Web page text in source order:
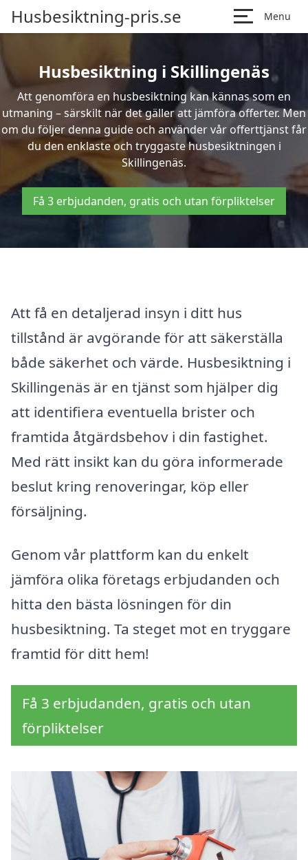
Husbesiktning-pris.se Menu
Husbesiktning i Skillingenäs
Att genomföra en husbesiktning kan kännas som en
utmaning – särskilt när det gäller att jämföra offerter. Men
om du följer denna guide och använder vår offerttjänst får
du den enklaste och tryggaste husbesiktningen i
Skillingenäs.
Få 3 erbjudanden, gratis och utan förpliktelser
Att få en detaljerad insyn i ditt hus
tillstånd är avgörande för att säkerställa
både säkerhet och värde. Husbesiktning i
Skillingenäs är en tjänst som hjälper dig
att identifiera eventuella brister och
framtida åtgärdsbehov i din fastighet.
Med rätt insikt kan du göra informerade
beslut kring renoveringar, köp eller
försäljning.
Genom vår plattform kan du enkelt
jämföra olika företags erbjudanden och
hitta den bästa lösningen för din
husbesiktning. Ta steget mot en tryggare
framtid för ditt hem!
Få 3 erbjudanden, gratis och utan
förpliktelser